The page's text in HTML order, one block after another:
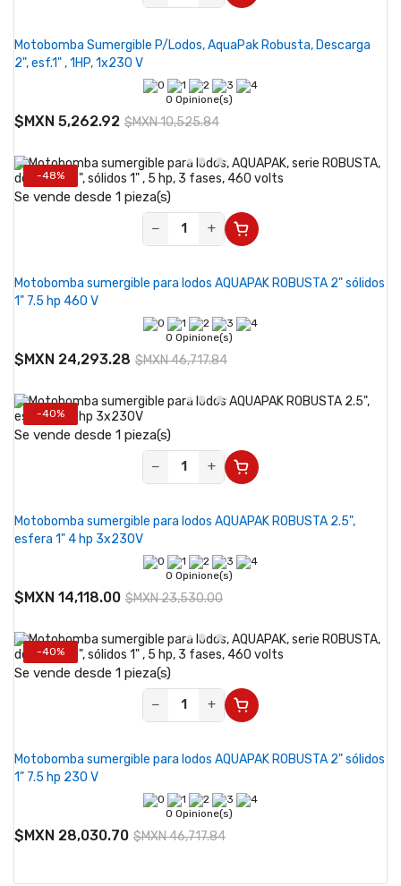
Motobomba Sumergible P/Lodos, AquaPak Robusta, Descarga
2", esf.1" , 1HP, 1x230 V
0 Opinione(s)
$MXN 5,262.92 $MXN 10,525.84
-48%
Se vende desde 1 pieza(s)
−
+
Motobomba sumergible para lodos AQUAPAK ROBUSTA 2" sólidos
1" 7.5 hp 460 V
0 Opinione(s)
$MXN 24,293.28 $MXN 46,717.84
-40%
Se vende desde 1 pieza(s)
−
+
Motobomba sumergible para lodos AQUAPAK ROBUSTA 2.5",
esfera 1" 4 hp 3x230V
0 Opinione(s)
$MXN 14,118.00 $MXN 23,530.00
-40%
Se vende desde 1 pieza(s)
−
+
Motobomba sumergible para lodos AQUAPAK ROBUSTA 2" sólidos
1" 7.5 hp 230 V
0 Opinione(s)
$MXN 28,030.70 $MXN 46,717.84